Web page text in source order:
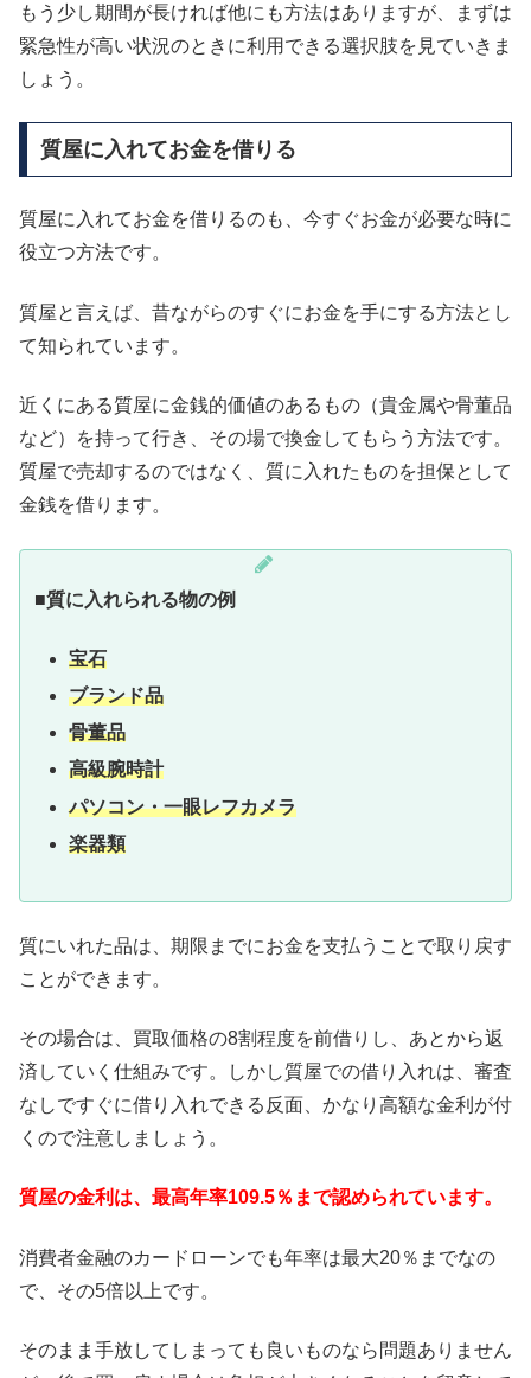
もう少し期間が長ければ他にも方法はありますが、まずは
緊急性が高い状況のときに利用できる選択肢を見ていきま
しょう。
質屋に入れてお金を借りる
質屋に入れてお金を借りるのも、今すぐお金が必要な時に
役立つ方法です。
質屋と言えば、昔ながらのすぐにお金を手にする方法とし
て知られています。
近くにある質屋に金銭的価値のあるもの（貴金属や骨董品
など）を持って行き、その場で換金してもらう方法です。
質屋で売却するのではなく、質に入れたものを担保として
金銭を借ります。
■質に入れられる物の例
宝石
ブランド品
骨董品
高級腕時計
パソコン・一眼レフカメラ
楽器類
質にいれた品は、期限までにお金を支払うことで取り戻す
ことができます。
その場合は、買取価格の8割程度を前借りし、あとから返
済していく仕組みです。しかし質屋での借り入れは、審査
なしですぐに借り入れできる反面、かなり高額な金利が付
くので注意しましょう。
質屋の金利は、最高年率109.5％まで認められています。
消費者金融のカードローンでも年率は最大20％までなの
で、その5倍以上です。
そのまま手放してしまっても良いものなら問題ありません